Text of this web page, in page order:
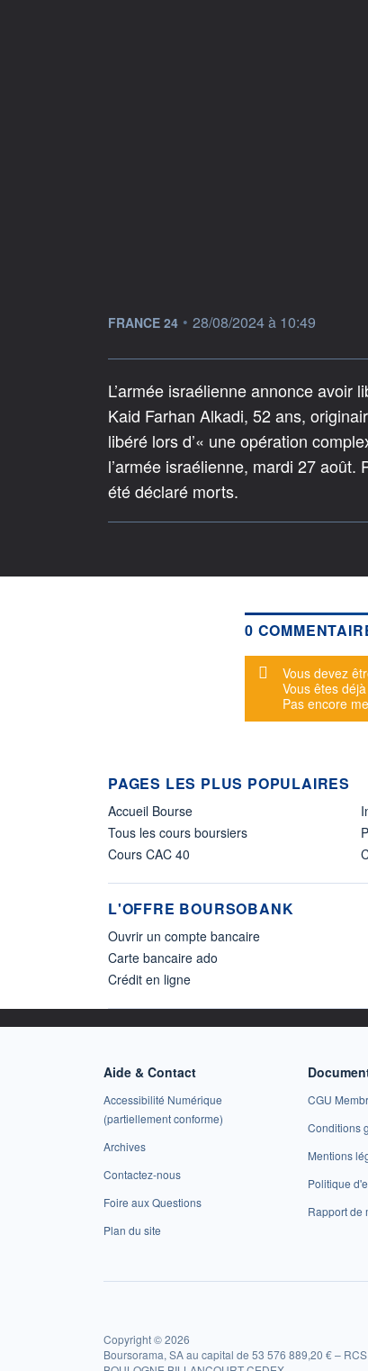
information fournie par
FRANCE 24 • 28/08/2024 à 10:49
L’armée israélienne annonce avoir
Kaid Farhan Alkadi, 52 ans,
libéré lors d’« une opération
l’armée israélienne, mardi 27
été déclaré morts.
0
Message
Vous devez
Vous êtes
Pas encore
PAGES LES PLUS POPULAIRES
Accueil Bourse
Tous les cours boursiers
Cours CAC 40
L'OFFRE BOURSOBANK
Ouvrir un compte bancaire
Carte bancaire ado
Crédit en ligne
Aide & Contact
Accessibilité Numérique
(partiellement conforme)
Archives
Contactez-nous
Foire aux Questions
Plan du site
CGU
Conditions
Mentions
Politique
Rapport de
Copyright © 2026
Boursorama, SA au capital de 53 576 889,20 € –